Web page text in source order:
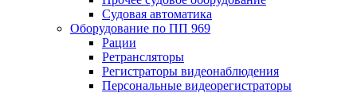
Судовая автоматика
Оборудование по ПП 969
Рации
Ретрансляторы
Регистраторы видеонаблюдения
Персональные видеорегистраторы